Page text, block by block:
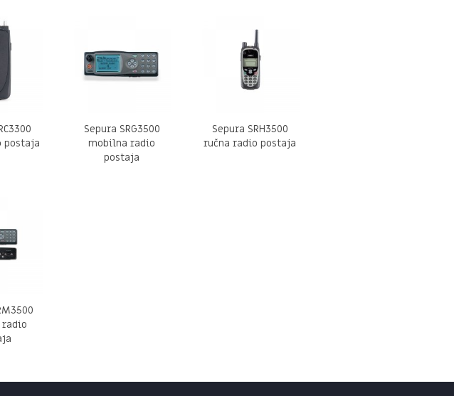
postaja
Sepura SRG3500
mobilna radio
postaja
Sepura SRH3500
ručna radio postaja